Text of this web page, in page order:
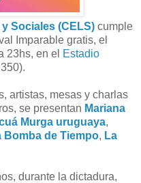
Sociales (CELS) cumple
Imparable gratis, el
23hs, en el Estadio
artistas, mesas y charlas
se presentan Mariana
Murga uruguaya,
Bomba de Tiempo, La
durante la dictadura,